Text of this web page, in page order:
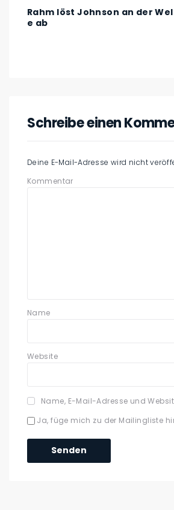
Rahm löst Johnson an der
e ab
Schreibe einen
Deine E-Mail-Adresse wird nicht
Kommentar
Name
Website
Name, E-Mail-Adresse und
Ja, füge mich zu der Mailingliste